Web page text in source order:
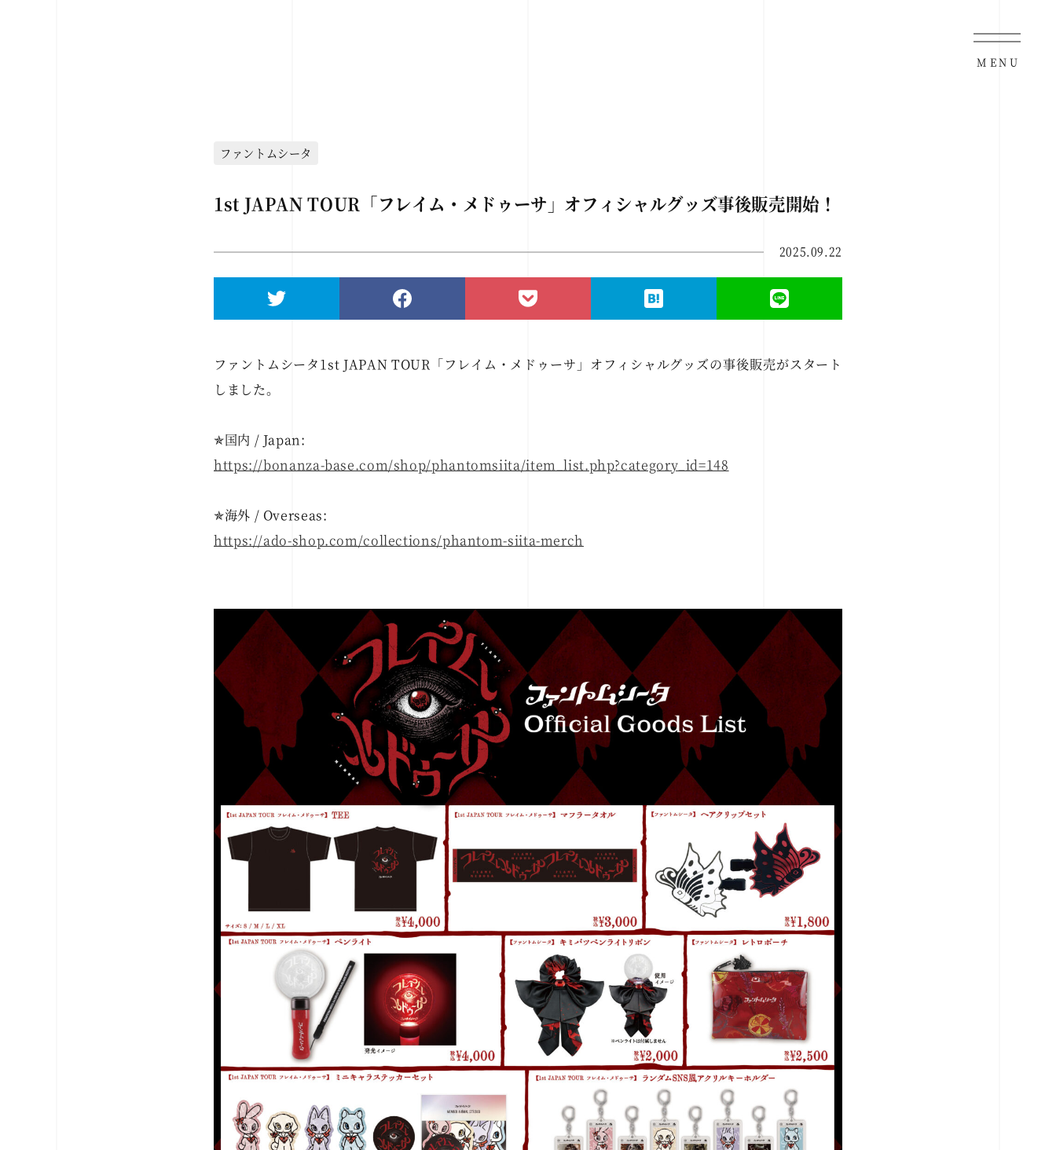
MENU
ファントムシータ
1st JAPAN TOUR「フレイム・メドゥーサ」オフィシャルグッズ事後販売開始！
2025.09.22
ファントムシータ1st JAPAN TOUR「フレイム・メドゥーサ」オフィシャルグッズの事後販売がスタート
しました。
✯国内 / Japan:
https://bonanza-base.com/shop/phantomsiita/item_list.php?category_id=148
✯海外 / Overseas:
https://ado-shop.com/collections/phantom-siita-merch